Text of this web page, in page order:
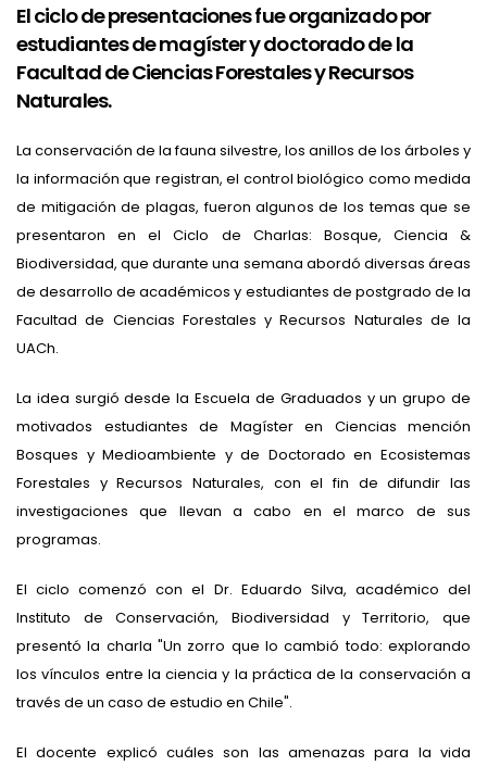
El ciclo de presentaciones fue organizado por
estudiantes de magíster y doctorado de la
Facultad de Ciencias Forestales y Recursos
Naturales.
La conservación de la fauna silvestre, los anillos de los árboles y
la información que registran, el control biológico como medida
de mitigación de plagas, fueron algunos de los temas que se
presentaron en el Ciclo de Charlas: Bosque, Ciencia &
Biodiversidad, que durante una semana abordó diversas áreas
de desarrollo de académicos y estudiantes de postgrado de la
Facultad de Ciencias Forestales y Recursos Naturales de la
UACh.
La idea surgió desde la Escuela de Graduados y un grupo de
motivados estudiantes de Magíster en Ciencias mención
Bosques y Medioambiente y de Doctorado en Ecosistemas
Forestales y Recursos Naturales, con el fin de difundir las
investigaciones que llevan a cabo en el marco de sus
programas.
El ciclo comenzó con el Dr. Eduardo Silva, académico del
Instituto de Conservación, Biodiversidad y Territorio, que
presentó la charla "Un zorro que lo cambió todo: explorando
los vínculos entre la ciencia y la práctica de la conservación a
través de un caso de estudio en Chile".
El docente explicó cuáles son las amenazas para la vida